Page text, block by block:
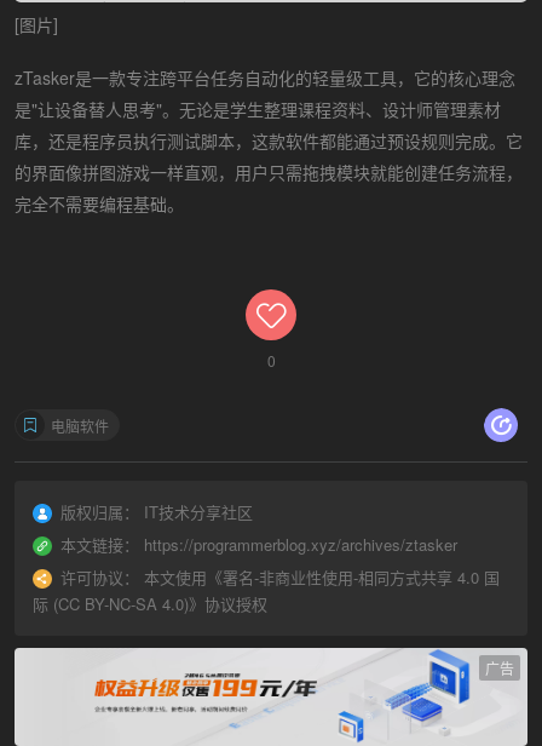
[图片]
zTasker是一款专注跨平台任务自动化的轻量级工具，它的核心理念
是"让设备替人思考"。无论是学生整理课程资料、设计师管理素材
库，还是程序员执行测试脚本，这款软件都能通过预设规则完成。它
的界面像拼图游戏一样直观，用户只需拖拽模块就能创建任务流程，
完全不需要编程基础。
0
电脑软件
版权归属：
IT技术分享社区
本文链接：
https://programmerblog.xyz/archives/ztasker
许可协议：
本文使用《署名-非商业性使用-相同方式共享 4.0 国
际 (CC BY-NC-SA 4.0)》协议授权
广告